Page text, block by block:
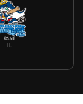
IL